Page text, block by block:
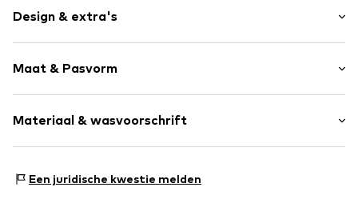
Design & extra's
Katoen
Blauw denim
Item nr. DQ2838D0ABX-DQ01-6A
Maat & Pasvorm
Pasvorm: Regular
Materiaal & wasvoorschrift
Een juridische kwestie melden